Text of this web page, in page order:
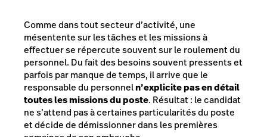
Comme dans tout secteur d’activité, une
mésentente sur les tâches et les missions à
effectuer se répercute souvent sur le roulement du
personnel. Du fait des besoins souvent pressents et
parfois par manque de temps, il arrive que le
responsable du personneln’explicite pas en détail
toutes les missions du poste. Résultat : le candidat
ne s’attend pas à certaines particularités du poste
et décide de démissionner dans les premières